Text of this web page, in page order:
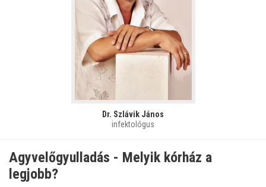
Dr. Szlávik János
infektológus
Agyvelőgyulladás - Melyik kórház a
legjobb?